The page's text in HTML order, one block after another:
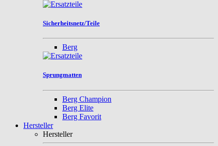
Sicherheitsnetz/Teile
Berg
Sprungmatten
Berg Champion
Berg Elite
Berg Favorit
Hersteller
Hersteller